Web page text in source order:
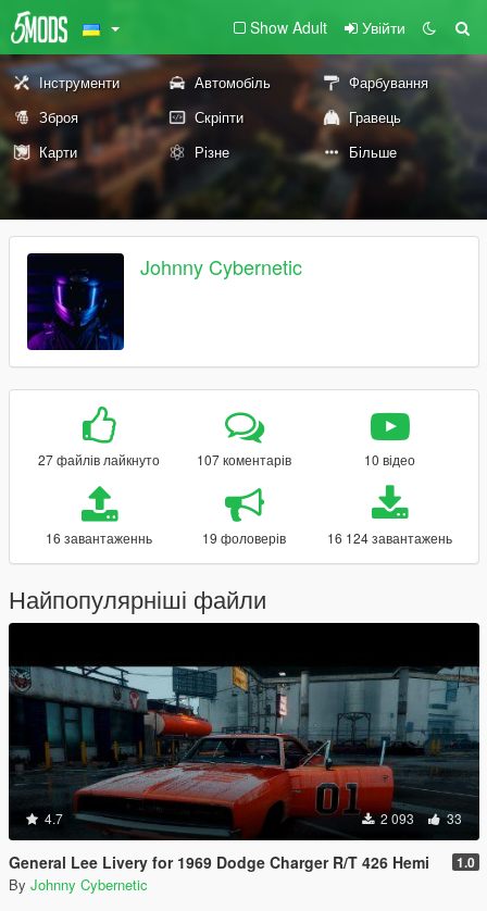
Show Adult Увійти
Інструменти Автомобіль
Фарбування
Зброя
Скріпти
Гравець
Карти
Різне Більше
Johnny Cybernetic
27 файлів лайкнуто 107 коментарів 10 відео
16 завантаженнь 19 фоловерів 16 124 завантажень
Найпопулярніші файли
4.7 2 093 33
General Lee Livery for 1969 Dodge Charger R/T 426 Hemi 1.0
By Johnny Cybernetic